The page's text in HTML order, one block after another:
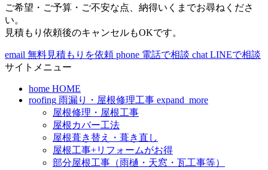
ご希望・ご予算・ご不安な点、納得いくまでお尋ねくださ
い。
見積もり依頼後のキャンセルもOKです。
email 無料見積もりを依頼 phone 電話で相談 chat LINEで相談
サイトメニュー
home HOME
roofing 雨漏り・屋根修理工事 expand_more
屋根修理・屋根工事
屋根カバー工法
屋根葺き替え・葺き直し
屋根工事+リフォームがお得
部分屋根工事（雨樋・天窓・瓦工事等）